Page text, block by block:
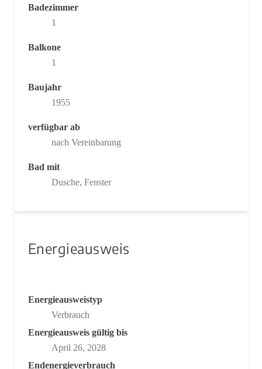
Badezimmer
1
Balkone
1
Baujahr
1955
verfügbar ab
nach Vereinbarung
Bad mit
Dusche, Fenster
Energieausweis
Energieausweistyp
Verbrauch
Energieausweis gültig bis
April 26, 2028
Endenergieverbrauch